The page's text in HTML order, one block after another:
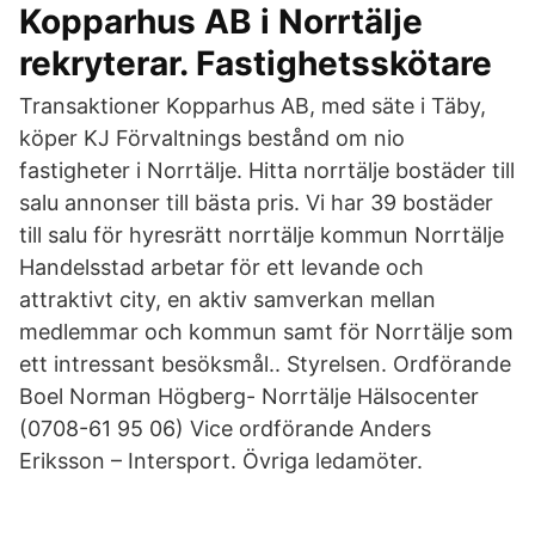
Kopparhus AB i Norrtälje
rekryterar. Fastighetsskötare
Transaktioner Kopparhus AB, med säte i Täby,
köper KJ Förvaltnings bestånd om nio
fastigheter i Norrtälje. Hitta norrtälje bostäder till
salu annonser till bästa pris. Vi har 39 bostäder
till salu för hyresrätt norrtälje kommun Norrtälje
Handelsstad arbetar för ett levande och
attraktivt city, en aktiv samverkan mellan
medlemmar och kommun samt för Norrtälje som
ett intressant besöksmål.. Styrelsen. Ordförande
Boel Norman Högberg- Norrtälje Hälsocenter
(0708-61 95 06) Vice ordförande Anders
Eriksson – Intersport. Övriga ledamöter.